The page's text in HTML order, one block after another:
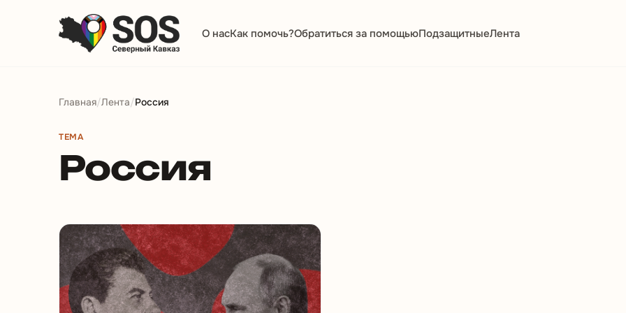
О насКак помочь?Обратиться за помощьюПодзащитныеЛента
Главная/Лента/Россия
ТЕМА
Россия